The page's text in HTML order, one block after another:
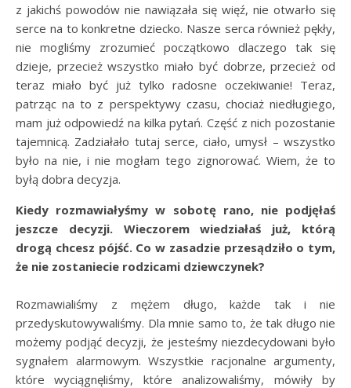
z jakichś powodów nie nawiązała się więź, nie otwarło się
serce na to konkretne dziecko. Nasze serca również pękły,
nie mogliśmy zrozumieć początkowo dlaczego tak się
dzieje, przecież wszystko miało być dobrze, przecież od
teraz miało być już tylko radosne oczekiwanie! Teraz,
patrząc na to z perspektywy czasu, chociaż niedługiego,
mam już odpowiedź na kilka pytań. Część z nich pozostanie
tajemnicą. Zadziałało tutaj serce, ciało, umysł – wszystko
było na nie, i nie mogłam tego zignorować. Wiem, że to
byłą dobra decyzja.
Kiedy rozmawiałyśmy w sobotę rano, nie podjęłaś
jeszcze decyzji. Wieczorem wiedziałaś już, którą
drogą chcesz pójść. Co w zasadzie przesądziło o tym,
że nie zostaniecie rodzicami dziewczynek?
Rozmawialiśmy z mężem długo, każde tak i nie
przedyskutowywaliśmy. Dla mnie samo to, że tak długo nie
możemy podjąć decyzji, że jesteśmy niezdecydowani było
sygnałem alarmowym. Wszystkie racjonalne argumenty,
które wyciągnęliśmy, które analizowaliśmy, mówiły by